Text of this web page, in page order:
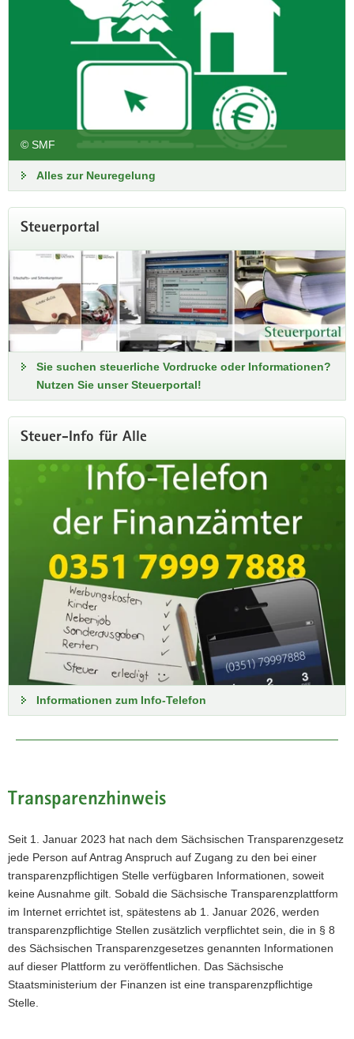
© SMF
Alles zur Neuregelung
Steuerportal
Sie suchen steuerliche Vordrucke oder Informationen?
Nutzen Sie unser Steuerportal!
Steuer-Info für Alle
Informationen zum Info-Telefon
Transparenzhinweis
Seit 1. Januar 2023 hat nach dem Sächsischen Transparenzgesetz
jede Person auf Antrag Anspruch auf Zugang zu den bei einer
transparenzpflichtigen Stelle verfügbaren Informationen, soweit
keine Ausnahme gilt. Sobald die Sächsische Transparenzplattform
im Internet errichtet ist, spätestens ab 1. Januar 2026, werden
transparenzpflichtige Stellen zusätzlich verpflichtet sein, die in § 8
des Sächsischen Transparenzgesetzes genannten Informationen
auf dieser Plattform zu veröffentlichen. Das Sächsische
Staatsministerium der Finanzen ist eine transparenzpflichtige
Stelle.